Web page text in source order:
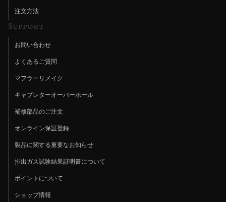
注文方法
Support
お問い合わせ
よくあるご質問
マフラーリメイク
キャブレターオーバーホール
補修部品のご注文
オンライン保証登録
製品に関する重要なお知らせ
排出ガス試験結果証明書について
ポイントについて
ショップ情報